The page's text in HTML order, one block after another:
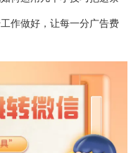
作做好，让每一分广告费